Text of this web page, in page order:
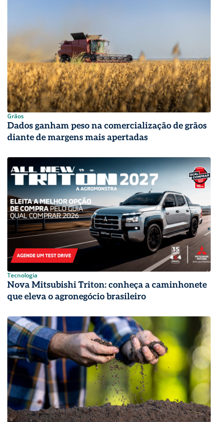
Grãos
Dados ganham peso na comercialização de grãos
diante de margens mais apertadas
Tecnologia
Nova Mitsubishi Triton: conheça a caminhonete
que eleva o agronegócio brasileiro